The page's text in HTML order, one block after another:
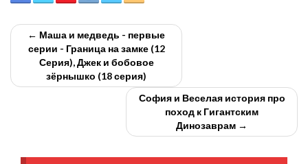
← Маша и медведь - первые
серии - Граница на замке (12
Серия), Джек и бобовое
зёрнышко (18 серия)
София и Веселая история про
поход к Гигантским
Динозаврам →